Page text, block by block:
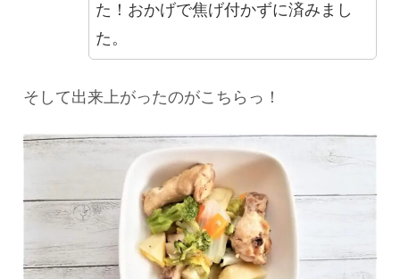
た！おかげで焦げ付かずに済みまし
た。
そして出来上がったのがこちらっ！